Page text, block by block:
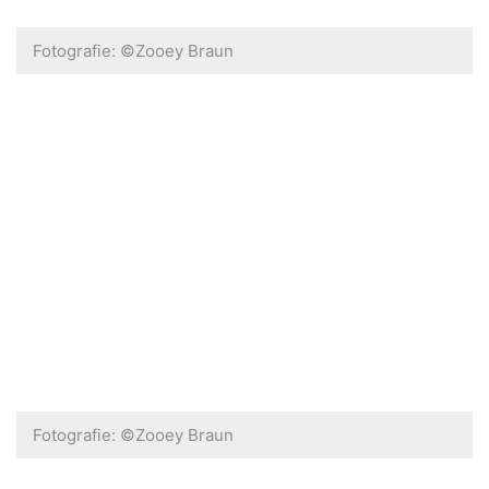
Fotografie: ©Zooey Braun
Fotografie: ©Zooey Braun